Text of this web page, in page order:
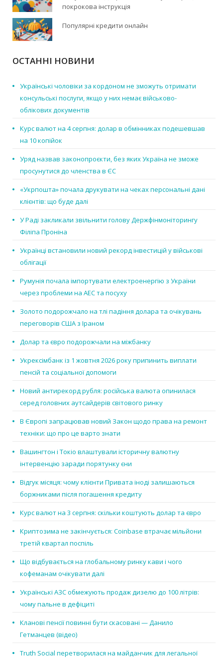
покрокова інструкція
Популярні кредити онлайн
ОСТАННІ НОВИНИ
Українські чоловіки за кордоном не зможуть отримати
консульські послуги, якщо у них немає військово-
облікових документів
Курс валют на 4 серпня: долар в обмінниках подешевшав
на 10 копійок
Уряд назвав законопроєкти, без яких Україна не зможе
просунутися до членства в ЄС
«Укрпошта» почала друкувати на чеках персональні дані
клієнтів: що буде далі
У Раді закликали звільнити голову Держфінмоніторингу
Філіпа Проніна
Українці встановили новий рекорд інвестицій у військові
облігації
Румунія почала імпортувати електроенергію з України
через проблеми на АЕС та посуху
Золото подорожчало на тлі падіння долара та очікувань
переговорів США з Іраном
Долар та євро подорожчали на міжбанку
Укрексімбанк із 1 жовтня 2026 року припинить виплати
пенсій та соціальної допомоги
Новий антирекорд рубля: російська валюта опинилася
серед головних аутсайдерів світового ринку
В Європі запрацював новий Закон щодо права на ремонт
техніки: що про це варто знати
Вашингтон і Токіо влаштували історичну валютну
інтервенцію заради порятунку єни
Відгук місяця: чому клієнти Привата іноді залишаються
боржниками після погашення кредиту
Курс валют на 3 серпня: скільки коштують долар та євро
Криптозима не закінчується: Coinbase втрачає мільйони
третій квартал поспіль
Що відбувається на глобальному ринку кави і чого
кофеманам очікувати далі
Українські АЗС обмежують продаж дизелю до 100 літрів:
чому пальне в дефіциті
Кланові пенсії повинні бути скасовані — Данило
Гетманцев (відео)
Truth Social перетворилася на майданчик для легальної